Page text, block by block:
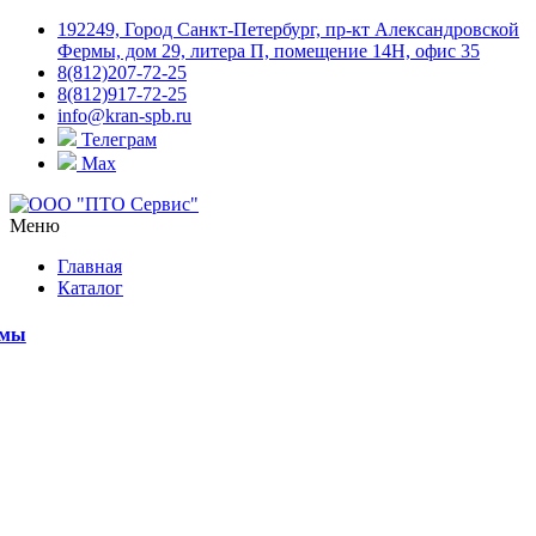
192249, Город Санкт-Петербург, пр-кт Александровской
Фермы, дом 29, литера П, помещение 14Н, офис 35
8(812)207-72-25
8(812)917-72-25
info@kran-spb.ru
Телеграм
Max
Меню
Главная
Каталог